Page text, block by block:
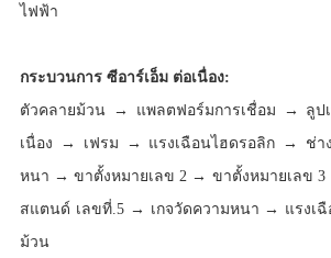
ไฟฟ้า
กระบวนการ ซีอาร์เอ็ม ต่อเนื่อง:
ตัวคลายม้วน → แพลตฟอร์มการเชื่อม → ลูป
เนื่อง → เฟรม → แรงเฉือนไฮดรอลิก → ช่าง
หนา → ขาตั้งหมายเลข 2 → ขาตั้งหมายเลข
สแตนด์ เลขที่.5 → เกจวัดความหนา → แรงเฉื
ม้วน